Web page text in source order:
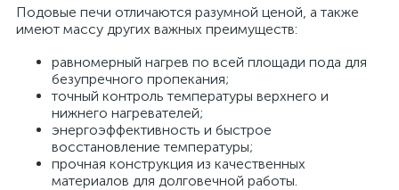
Подовые печи отличаются разумной ценой, а также
имеют массу других важных преимуществ:
равномерный нагрев по всей площади пода для
безупречного пропекания;
точный контроль температуры верхнего и
нижнего нагревателей;
энергоэффективность и быстрое
восстановление температуры;
прочная конструкция из качественных
материалов для долговечной работы.